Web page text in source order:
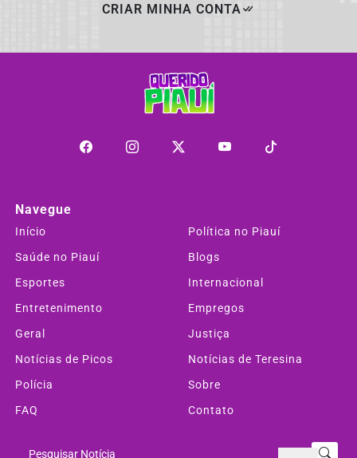
CRIAR MINHA CONTA
Navegue
Início
Política no Piauí
Saúde no Piauí
Blogs
Esportes
Internacional
Entretenimento
Empregos
Geral
Justiça
Notícias de Picos
Notícias de Teresina
Polícia
Sobre
FAQ
Contato